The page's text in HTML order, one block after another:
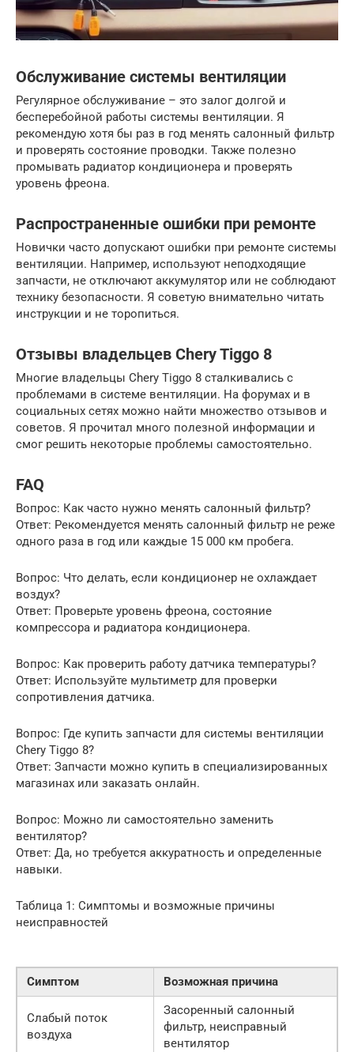
Обслуживание системы вентиляции
Регулярное обслуживание – это залог долгой и
бесперебойной работы системы вентиляции. Я
рекомендую хотя бы раз в год менять салонный фильтр
и проверять состояние проводки. Также полезно
промывать радиатор кондиционера и проверять
уровень фреона.
Распространенные ошибки при ремонте
Новички часто допускают ошибки при ремонте системы
вентиляции. Например, используют неподходящие
запчасти, не отключают аккумулятор или не соблюдают
технику безопасности. Я советую внимательно читать
инструкции и не торопиться.
Отзывы владельцев Chery Tiggo 8
Многие владельцы Chery Tiggo 8 сталкивались с
проблемами в системе вентиляции. На форумах и в
социальных сетях можно найти множество отзывов и
советов. Я прочитал много полезной информации и
смог решить некоторые проблемы самостоятельно.
FAQ
Вопрос: Как часто нужно менять салонный фильтр?
Ответ: Рекомендуется менять салонный фильтр не реже
одного раза в год или каждые 15 000 км пробега.
Вопрос: Что делать, если кондиционер не охлаждает
воздух?
Ответ: Проверьте уровень фреона, состояние
компрессора и радиатора кондиционера.
Вопрос: Как проверить работу датчика температуры?
Ответ: Используйте мультиметр для проверки
сопротивления датчика.
Вопрос: Где купить запчасти для системы вентиляции
Chery Tiggo 8?
Ответ: Запчасти можно купить в специализированных
магазинах или заказать онлайн.
Вопрос: Можно ли самостоятельно заменить
вентилятор?
Ответ: Да, но требуется аккуратность и определенные
навыки.
Таблица 1: Симптомы и возможные причины
неисправностей
Симптом Возможная причина
Слабый поток
воздуха
Засоренный салонный
фильтр, неисправный
вентилятор